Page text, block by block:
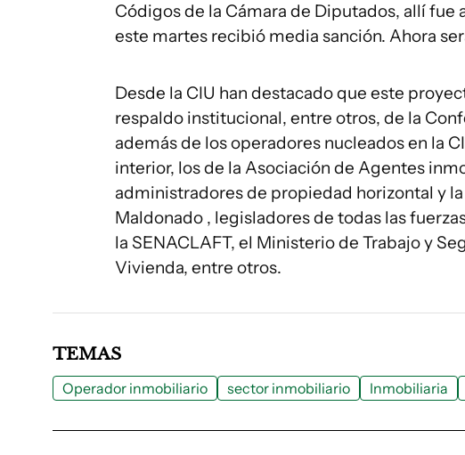
Códigos de la Cámara de Diputados, allí
este martes recibió media sanción. Ahora
Desde la CIU han destacado que este
respaldo institucional, entre otros, de la
además de los operadores nucleados en la
interior, los de la Asociación de Agentes
administradores de propiedad horizontal y
Maldonado , legisladores de todas las
la SENACLAFT, el Ministerio de Trabajo y
Vivienda, entre otros.
TEMAS
Operador inmobiliario sector inmobiliario Inmobiliaria